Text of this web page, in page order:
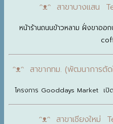
ᵔᴥᵔ สาขาบางแสน
หน้าร้านถนนข้าวหลาม ฝั่งขาอ
ᵔᴥᵔ สาขากทม. (พัฒนาการ
โครงการ Gooddays Market เปิ
ᵔᴥᵔ สาขาเชียงใหม่